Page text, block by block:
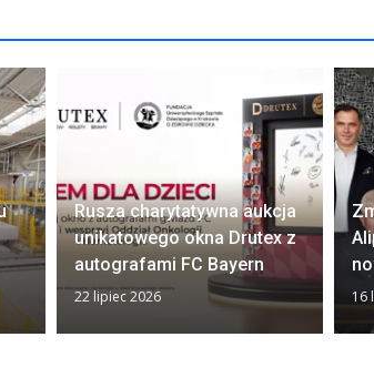
Rusza charytatywna aukcja
unikatowego okna Drutex z
autografami FC Bayern
22 lipiec 2026 16